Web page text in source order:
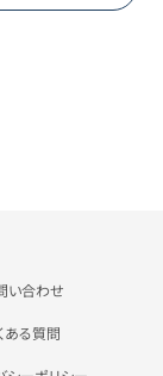
い合わせ
ある質問